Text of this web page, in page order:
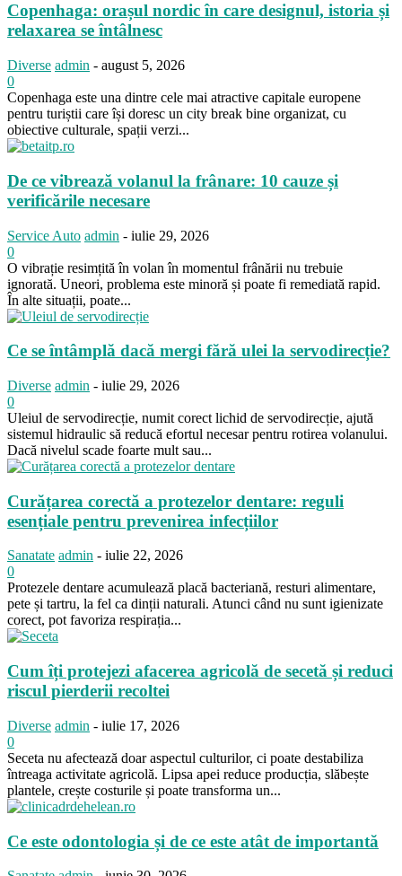
Copenhaga: orașul nordic în care designul, istoria și
relaxarea se întâlnesc
Diverse admin - august 5, 2026
0
Copenhaga este una dintre cele mai atractive capitale europene
pentru turiștii care își doresc un city break bine organizat, cu
obiective culturale, spații verzi...
De ce vibrează volanul la frânare: 10 cauze și
verificările necesare
Service Auto admin - iulie 29, 2026
0
O vibrație resimțită în volan în momentul frânării nu trebuie
ignorată. Uneori, problema este minoră și poate fi remediată rapid.
În alte situații, poate...
Ce se întâmplă dacă mergi fără ulei la servodirecție?
Diverse admin - iulie 29, 2026
0
Uleiul de servodirecție, numit corect lichid de servodirecție, ajută
sistemul hidraulic să reducă efortul necesar pentru rotirea volanului.
Dacă nivelul scade foarte mult sau...
Curățarea corectă a protezelor dentare: reguli
esențiale pentru prevenirea infecțiilor
Sanatate admin - iulie 22, 2026
0
Protezele dentare acumulează placă bacteriană, resturi alimentare,
pete și tartru, la fel ca dinții naturali. Atunci când nu sunt igienizate
corect, pot favoriza respirația...
Cum îți protejezi afacerea agricolă de secetă și reduci
riscul pierderii recoltei
Diverse admin - iulie 17, 2026
0
Seceta nu afectează doar aspectul culturilor, ci poate destabiliza
întreaga activitate agricolă. Lipsa apei reduce producția, slăbește
plantele, crește costurile și poate transforma un...
Ce este odontologia și de ce este atât de importantă